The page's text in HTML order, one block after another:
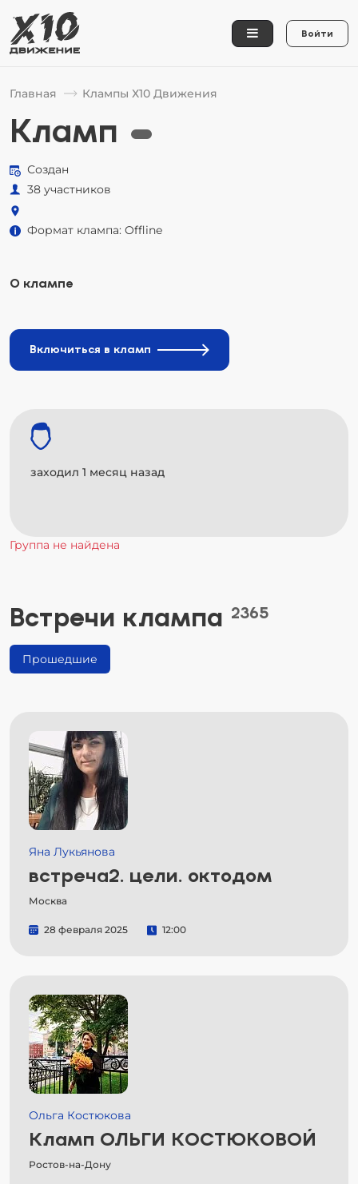
Войти
Главная Клампы Х10 Движения
Кламп
Создан
38 участников
Формат клампа: Offline
О клампе
Включиться в кламп
заходил 1 месяц назад
Группа не найдена
Встречи клампа 2365
Прошедшие
Яна Лукьянова
встреча2. цели. октодом
Москва
28 февраля 2025 12:00
Ольга Костюкова
Кламп ОЛЬГИ КОСТЮКОВОЙ
Ростов-на-Дону